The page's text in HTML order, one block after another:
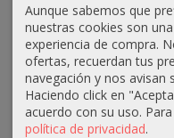
Expansion
Pack #2
34,20 €
36,00 €
75,65
89,00 €
Aunque sabemos que
nuestras cookies son
experiencia de compra.
ofertas, recuerdan tus
navegación y nos avisan
Haciendo click en
acuerdo con su uso.
política de privacidad.